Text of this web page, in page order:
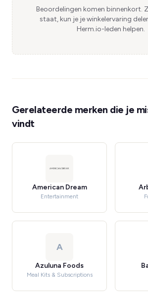
Beoordelingen komen binnenkort.
staat, kun je je winkelervaring
Herm.io-leden helpen.
Gerelateerde merken die je
vindt
American Dream
Entertainment
A
Azuluna Foods
Meal Kits & Subscriptions